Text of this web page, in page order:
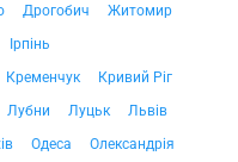
Дрогобич
Житомир
Ірпінь
Кременчук
Кривий Ріг
Лубни Луцьк
Львів
Одеса
Олександрія